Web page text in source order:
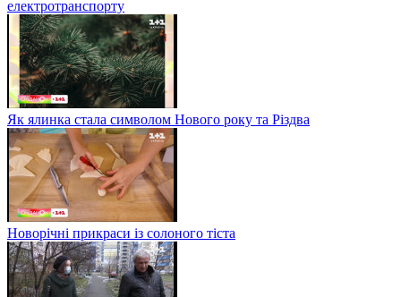
електротранспорту
Як ялинка стала символом Нового року та Різдва
Новорічні прикраси із солоного тіста